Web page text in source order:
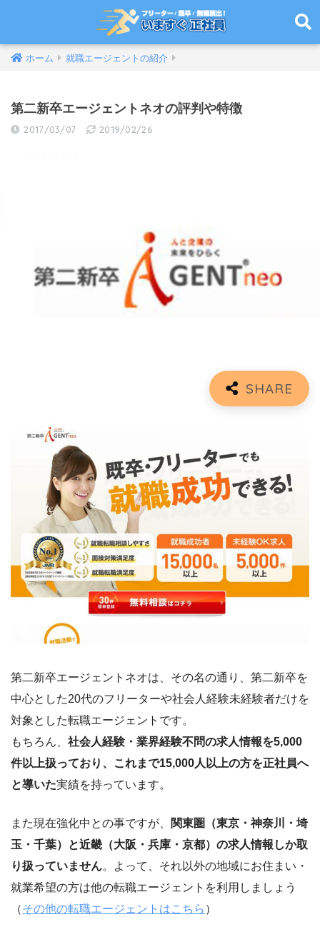
ホーム 就職エージェントの紹介
第二新卒エージェントネオの評判や特徴
2017/03/07 2019/02/26
第二新卒エージェントネオは、その名の通り、第二新卒を
中心とした20代のフリーターや社会人経験未経験者だけを
対象とした転職エージェントです。
もちろん、 社会人経験・業界経験不問の求人情報を5,000
件以上扱っており、これまで15,000人以上の方を正社員へ
と導いた実績を持っています。
また現在強化中との事ですが、
関東圏（東京・神奈川・埼
玉・千葉）と近畿（大阪・兵庫・京都）の求人情報しか取
り扱っていません。よって、それ以外の地域にお住まい・
就業希望の方は他の転職エージェントを利用しましょう
（その他の転職エージェントはこちら ）